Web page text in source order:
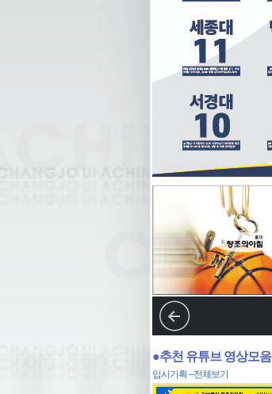
●추천 유튜브 영상모음
입시기획 --전체보기